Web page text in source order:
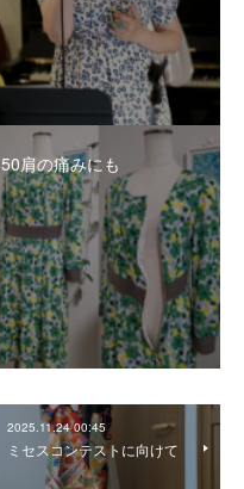
50肩の痛みにも
2025.11.24 00:45
ミセスコンテストに向けて